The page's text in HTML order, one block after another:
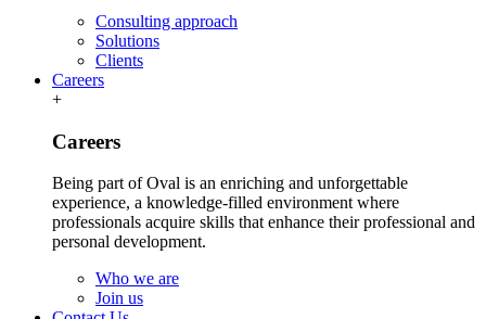
Consulting approach
Solutions
Clients
Careers
+
Careers
Being part of Oval is an enriching and unforgettable
experience, a knowledge-filled environment where
professionals acquire skills that enhance their professional and
personal development.
Who we are
Join us